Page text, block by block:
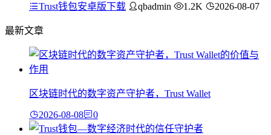
Trust钱包安卓版下载 qbadmin 1.2K 2026-08-07
最新文章
区块链时代的数字资产守护者，Trust Wallet
2026-08-08 0